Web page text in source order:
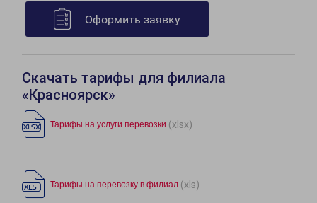
Оформить заявку
Скачать тарифы для филиала
«Красноярск»
Тарифы на услуги перевозки (xlsx)
Тарифы на перевозку в филиал (xls)